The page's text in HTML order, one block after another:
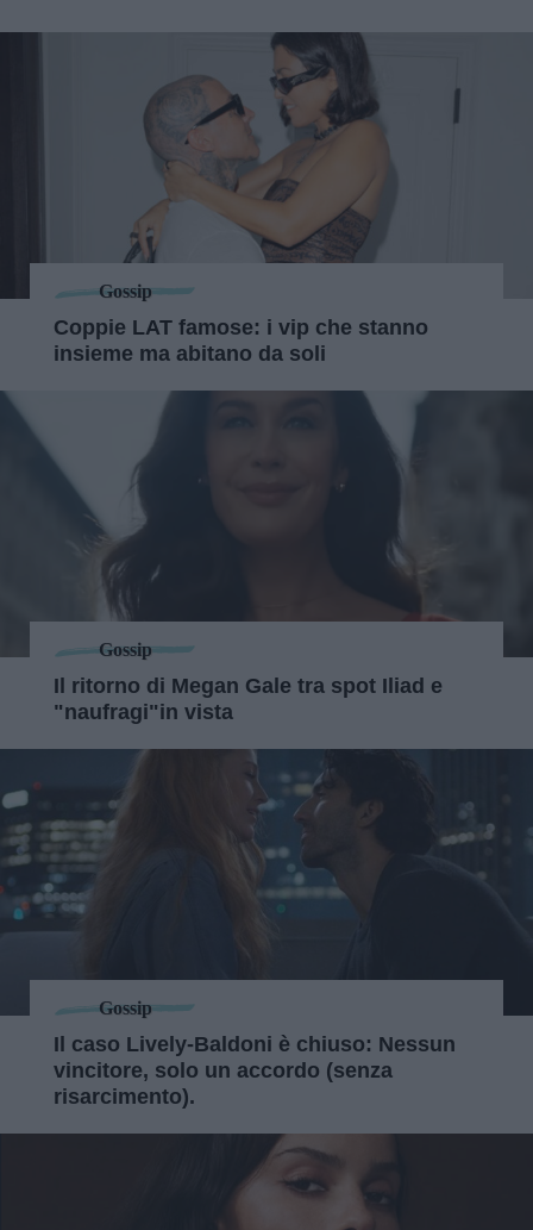
Gossip
Coppie LAT famose: i vip che stanno
insieme ma abitano da soli
Gossip
Il ritorno di Megan Gale tra spot Iliad e
"naufragi"in vista
Gossip
Il caso Lively-Baldoni è chiuso: Nessun
vincitore, solo un accordo (senza
risarcimento).